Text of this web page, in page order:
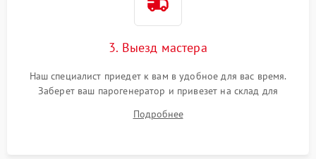
3. Выезд мастера
Наш специалист приедет к вам в удобное для вас время.
Заберет ваш парогенератор и привезет на склад для
Подробнее